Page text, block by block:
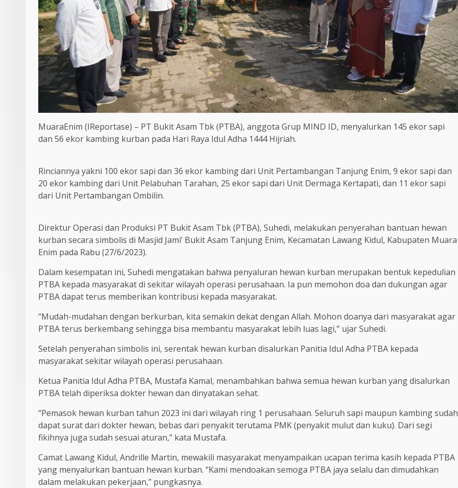
MuaraEnim (IReportase) – PT Bukit Asam Tbk (PTBA), anggota Grup MIND ID, menyalurkan 145 ekor sapi
dan 56 ekor kambing kurban pada Hari Raya Idul Adha 1444 Hijriah.
Rinciannya yakni 100 ekor sapi dan 36 ekor kambing dari Unit Pertambangan Tanjung Enim, 9 ekor sapi dan
20 ekor kambing dari Unit Pelabuhan Tarahan, 25 ekor sapi dari Unit Dermaga Kertapati, dan 11 ekor sapi
dari Unit Pertambangan Ombilin.
Direktur Operasi dan Produksi PT Bukit Asam Tbk (PTBA), Suhedi, melakukan penyerahan bantuan hewan
kurban secara simbolis di Masjid Jami’ Bukit Asam Tanjung Enim, Kecamatan Lawang Kidul, Kabupaten Muara
Enim pada Rabu (27/6/2023).
Dalam kesempatan ini, Suhedi mengatakan bahwa penyaluran hewan kurban merupakan bentuk kepedulian
PTBA kepada masyarakat di sekitar wilayah operasi perusahaan. Ia pun memohon doa dan dukungan agar
PTBA dapat terus memberikan kontribusi kepada masyarakat.
“Mudah-mudahan dengan berkurban, kita semakin dekat dengan Allah. Mohon doanya dari masyarakat agar
PTBA terus berkembang sehingga bisa membantu masyarakat lebih luas lagi,” ujar Suhedi.
Setelah penyerahan simbolis ini, serentak hewan kurban disalurkan Panitia Idul Adha PTBA kepada
masyarakat sekitar wilayah operasi perusahaan.
Ketua Panitia Idul Adha PTBA, Mustafa Kamal, menambahkan bahwa semua hewan kurban yang disalurkan
PTBA telah diperiksa dokter hewan dan dinyatakan sehat.
“Pemasok hewan kurban tahun 2023 ini dari wilayah ring 1 perusahaan. Seluruh sapi maupun kambing sudah
dapat surat dari dokter hewan, bebas dari penyakit terutama PMK (penyakit mulut dan kuku). Dari segi
fikihnya juga sudah sesuai aturan,” kata Mustafa.
Camat Lawang Kidul, Andrille Martin, mewakili masyarakat menyampaikan ucapan terima kasih kepada PTBA
yang menyalurkan bantuan hewan kurban. “Kami mendoakan semoga PTBA jaya selalu dan dimudahkan
dalam melakukan pekerjaan,” pungkasnya.